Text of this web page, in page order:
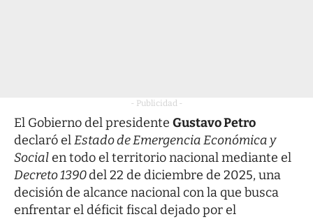
- Publicidad -
El Gobierno del presidente Gustavo Petro
declaró elEstado de Emergencia Económica y
Socialen todo el territorio nacional mediante el
Decreto 1390del 22 de diciembre de 2025, una
decisión de alcance nacional con la que busca
enfrentar el déficit fiscal dejado por el